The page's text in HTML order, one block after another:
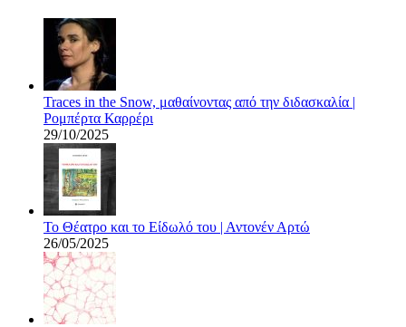
Traces in the Snow, μαθαίνοντας από την διδασκαλία |
Ρομπέρτα Καρρέρι
29/10/2025
Το Θέατρο και το Είδωλό του | Αντονέν Αρτώ
26/05/2025